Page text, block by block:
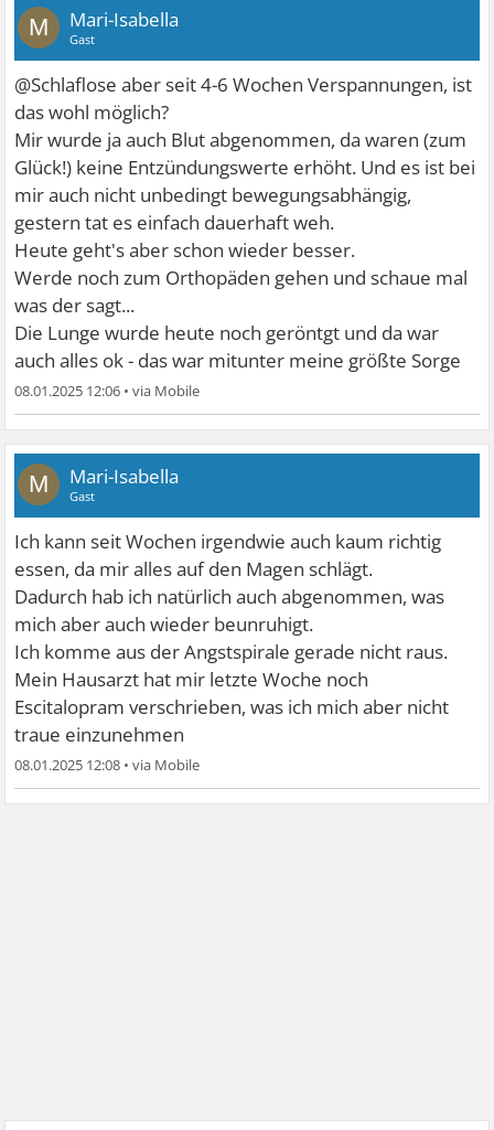
M Mari-Isabella
Gast
@Schlaflose aber seit 4-6 Wochen Verspannungen, ist
das wohl möglich?
Mir wurde ja auch Blut abgenommen, da waren (zum
Glück!) keine Entzündungswerte erhöht. Und es ist bei
mir auch nicht unbedingt bewegungsabhängig,
gestern tat es einfach dauerhaft weh.
Heute geht's aber schon wieder besser.
Werde noch zum Orthopäden gehen und schaue mal
was der sagt...
Die Lunge wurde heute noch geröntgt und da war
auch alles ok - das war mitunter meine größte Sorge
08.01.2025 12:06 •
M Mari-Isabella
Gast
Ich kann seit Wochen irgendwie auch kaum richtig
essen, da mir alles auf den Magen schlägt.
Dadurch hab ich natürlich auch abgenommen, was
mich aber auch wieder beunruhigt.
Ich komme aus der Angstspirale gerade nicht raus.
Mein Hausarzt hat mir letzte Woche noch
Escitalopram verschrieben, was ich mich aber nicht
traue einzunehmen
08.01.2025 12:08 •